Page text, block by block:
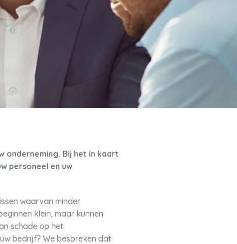
onderneming. Bij het in kaart
personeel en uw
waarvan minder
klein, maar kunnen
schade op het
bedrijf? We bespreken dat